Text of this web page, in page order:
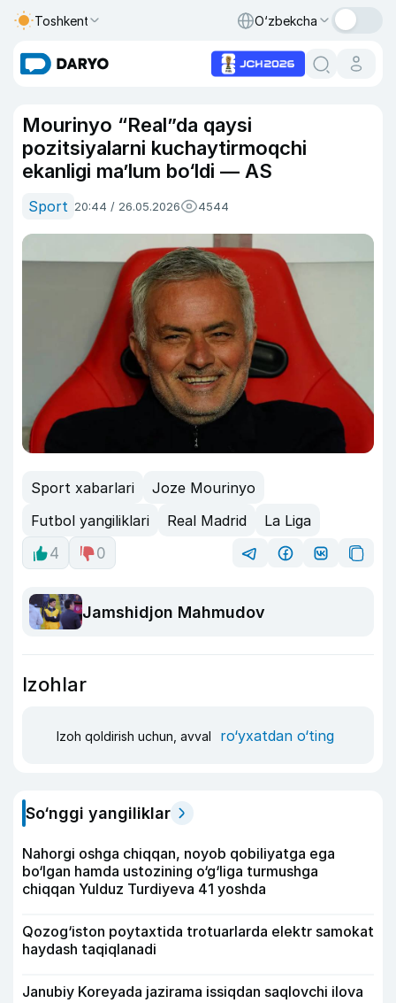
Toshkent O‘zbekcha
Mourinyo “Real”da qaysi
pozitsiyalarni kuchaytirmoqchi
ekanligi ma’lum bo‘ldi — AS
Sport 20:44 / 26.05.2026 4544
Sport xabarlari
Joze Mourinyo
Futbol yangiliklari
Real Madrid
La Liga
4
0
Jamshidjon Mahmudov
Izohlar
Izoh qoldirish uchun, avval ro‘yxatdan o‘ting
So‘nggi yangiliklar
Nahorgi oshga chiqqan, noyob qobiliyatga ega
bo‘lgan hamda ustozining o‘g‘liga turmushga
chiqqan Yulduz Turdiyeva 41 yoshda
Qozog‘iston poytaxtida trotuarlarda elektr samokat
haydash taqiqlanadi
Janubiy Koreyada jazirama issiqdan saqlovchi ilova